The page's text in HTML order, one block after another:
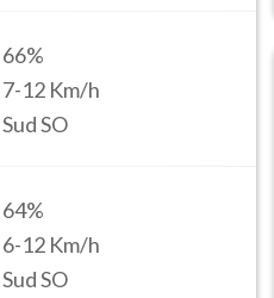
66%
7-12 Km/h
Sud SO
64%
6-12 Km/h
Sud SO